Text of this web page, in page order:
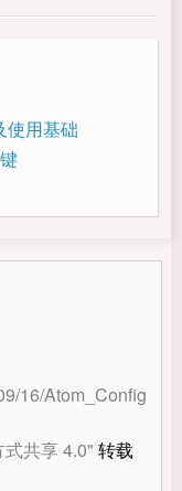
使用基础
16/Atom_Config
共享 4.0" 转载